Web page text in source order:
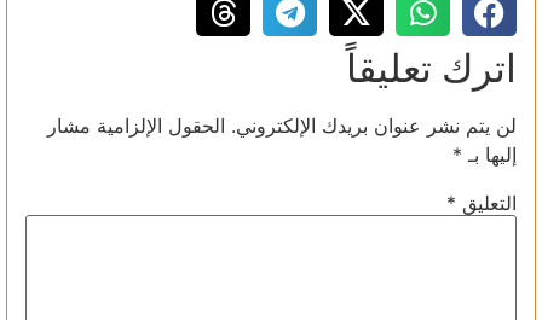
اترك تعليقاً
لن يتم نشر عنوان بريدك الإلكتروني. الحقول الإلزامية مشار
إليها بـ *
التعليق *